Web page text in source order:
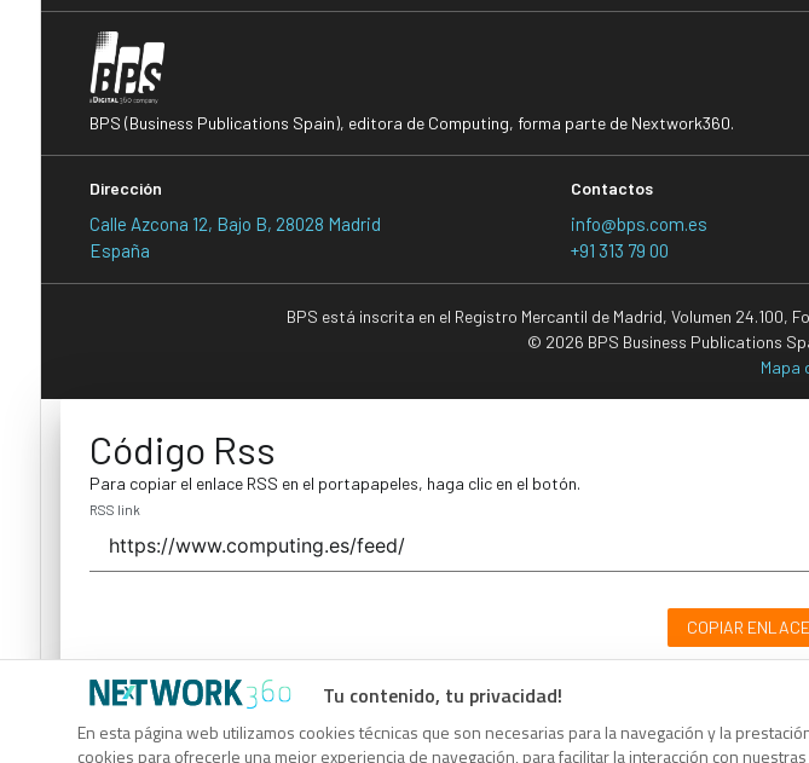
Tu contenido, tu privacidad!
En esta página web utilizamos cookies técnicas que son necesarias para la navegación y la
cookies para ofrecerle una mejor experiencia de navegación, para facilitar la interacción con
BPS (Business Publications Spain), editora de Computing, forma parte de Nextwork360.
Dirección
Calle Azcona 12, Bajo B, 28028 Madrid
España
Contactos
info@bps.com.es
+91 313 79 00
BPS está inscrita en el Registro Mercantil de Madrid, Volumen 24.100,
© 2026 BPS Business Publications
Mapa
Código Rss
Para copiar el enlace RSS en el portapapeles, haga clic en el botón.
RSS link
COPIAR ENLACE
Código Rss